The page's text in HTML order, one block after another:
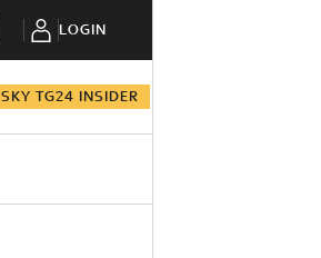
LOGIN
SKY TG24 INSIDER